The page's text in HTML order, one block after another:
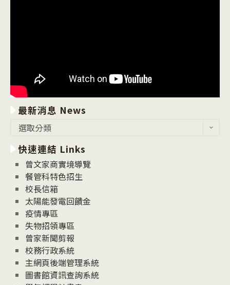
最新消息 News
消
息
News
選取分類
快速連結 Links
曾文家商實境導覽
餐管科特色招生
校長信箱
太陽能發電回饋金
疫情專區
失物招領專區
曾家新聞剪報
校務行政系統
主網頁後端管理系統
圖書館資訊查詢系統